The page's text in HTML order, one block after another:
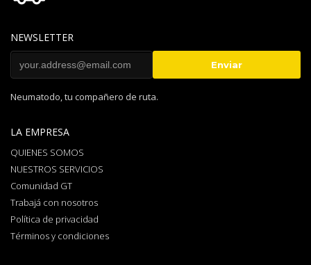
NEWSLETTER
Neumatodo, tu compañero de ruta.
LA EMPRESA
QUIENES SOMOS
NUESTROS SERVICIOS
Comunidad GT
Trabajá con nosotros
Política de privacidad
Términos y condiciones